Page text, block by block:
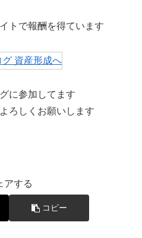
トで報酬を得ています
に参加してます
ろしくお願いします
アする
コピー